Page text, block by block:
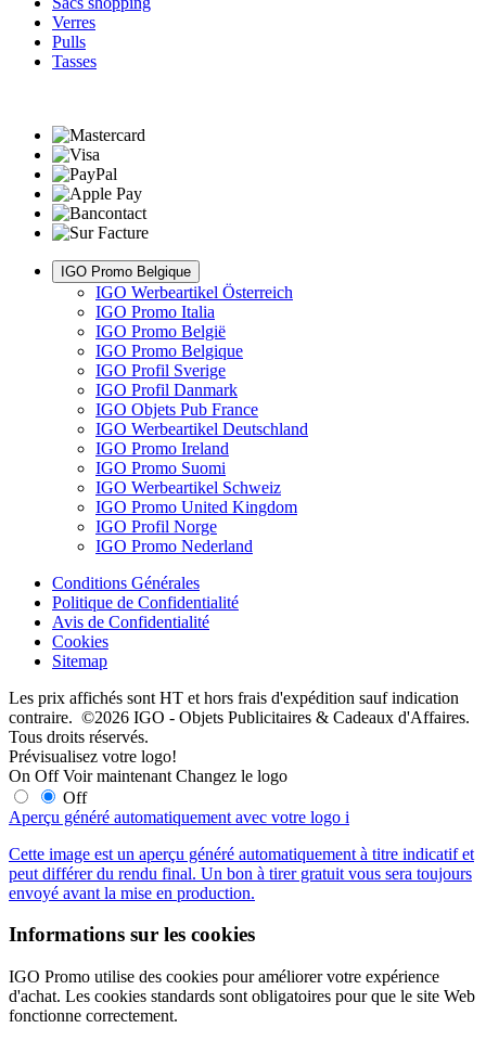
Verres
Pulls
Tasses
IGO Promo Belgique
IGO Werbeartikel Österreich
IGO Promo Italia
IGO Promo België
IGO Promo Belgique
IGO Profil Sverige
IGO Profil Danmark
IGO Objets Pub France
IGO Werbeartikel Deutschland
IGO Promo Ireland
IGO Promo Suomi
IGO Werbeartikel Schweiz
IGO Promo United Kingdom
IGO Profil Norge
IGO Promo Nederland
Conditions Générales
Politique de Confidentialité
Avis de Confidentialité
Cookies
Sitemap
Les prix affichés sont HT et hors frais d'expédition sauf indication
contraire. ©2026 IGO - Objets Publicitaires & Cadeaux d'Affaires.
Tous droits réservés.
Prévisualisez votre logo!
On Off Voir maintenant Changez le logo
Off
Aperçu généré automatiquement avec votre logo i
Cette image est un aperçu généré automatiquement à titre indicatif et
peut différer du rendu final. Un bon à tirer gratuit vous sera toujours
envoyé avant la mise en production.
Informations sur les cookies
IGO Promo utilise des cookies pour améliorer votre expérience
d'achat. Les cookies standards sont obligatoires pour que le site Web
fonctionne correctement.